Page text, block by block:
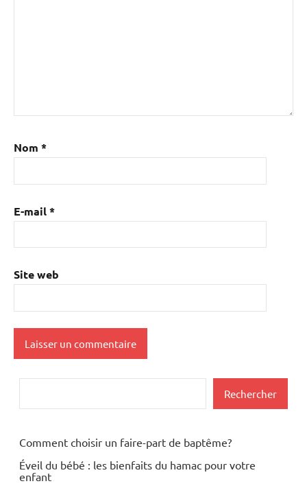
Nom *
E-mail*
Site web
Rechercher
Comment choisir un faire-part de baptême?
Éveil du bébé : les bienfaits du hamac pour votre
enfant